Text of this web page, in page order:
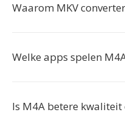
Waarom MKV
Welke apps spelen
Is M4A betere kwaliteit